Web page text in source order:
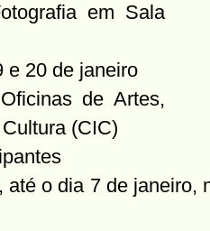
em Sala
e 20 de janeiro
de Artes,
(CIC)
até o dia 7 de janeiro,